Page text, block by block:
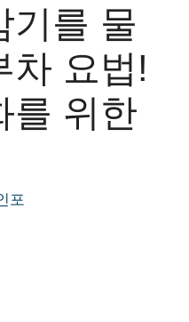
기를 물
차 요법!
를 위한
포